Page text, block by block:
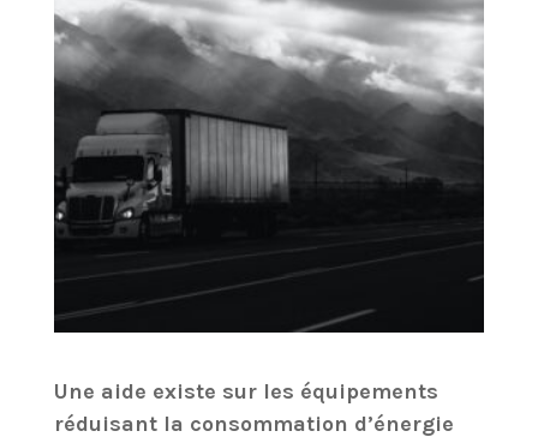
Une aide existe sur les équipements
réduisant la consommation d’énergie